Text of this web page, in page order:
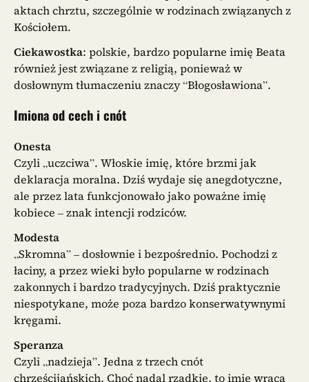
aktach chrztu, szczególnie w rodzinach związanych z
Kościołem.
Ciekawostka: polskie, bardzo popularne imię Beata
również jest związane z religią, ponieważ w
dosłownym tłumaczeniu znaczy “Błogosławiona”.
Imiona od cech i cnót
Onesta
Czyli „uczciwa”. Włoskie imię, które brzmi jak
deklaracja moralna. Dziś wydaje się anegdotyczne,
ale przez lata funkcjonowało jako poważne imię
kobiece – znak intencji rodziców.
Modesta
„Skromna” – dosłownie i bezpośrednio. Pochodzi z
łaciny, a przez wieki było popularne w rodzinach
zakonnych i bardzo tradycyjnych. Dziś praktycznie
niespotykane, może poza bardzo konserwatywnymi
kręgami.
Speranza
Czyli „nadzieja”. Jedna z trzech cnót
chrześcijańskich. Choć nadal rzadkie, to imię wraca